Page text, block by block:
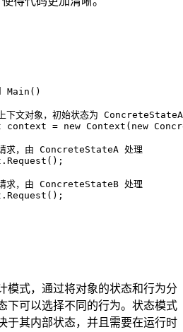
Main ()
下文对象，初始状态为 ConcreteStateA
context =
new Context( new
求，由 ConcreteStateA 处理
求，由 ConcreteStateB 处理
模式，通过将对象的状态和行为分
下可以选择不同的行为。状态模式
于其内部状态，并且需要在运行时